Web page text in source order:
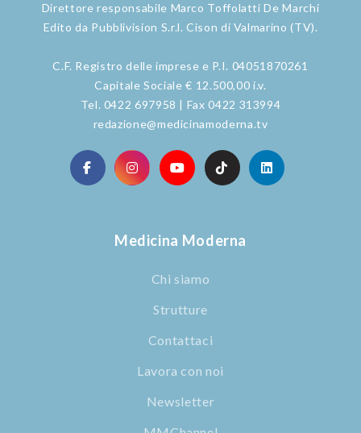
Direttore responsabile Marco Toffolatti De Marchi
Edito da Pubblivision S.r.l. Cison di Valmarino (TV).
C.F. Registro delle imprese e P.I. 04051870261
Capitale Sociale € 12.500,00 i.v.
Tel. 0422 697958 | Fax 0422 313994
redazione@medicinamoderna.tv
Medicina Moderna
Chi siamo
Strutture
Contattaci
Lavora con noi
Newsletter